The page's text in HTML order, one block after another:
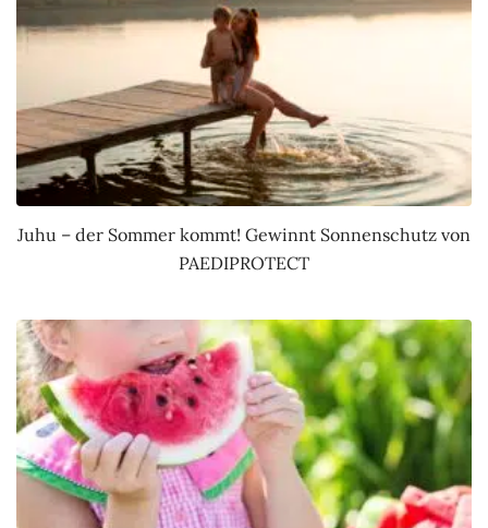
Juhu – der Sommer kommt! Gewinnt Sonnenschutz von
PAEDIPROTECT